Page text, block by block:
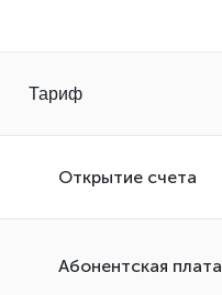
Тариф
Открытиe счета
Абонентская плата